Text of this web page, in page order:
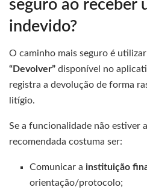
seguro ao receber
indevido?
O caminho mais seguro é
“Devolver” disponível no
registra a devolução de forma
litígio.
Se a funcionalidade não estiver
recomendada costuma ser:
Comunicar a instituição
orientação/protocolo;